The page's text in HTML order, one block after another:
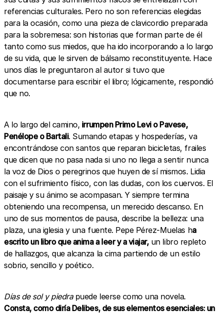
referencias culturales. Pero no son referencias elegidas
para la ocasión, como una pieza de clavicordio preparada
para la sobremesa: son historias que forman parte de él
tanto como sus miedos, que ha ido incorporando a lo largo
de su vida, que le sirven de bálsamo reconstituyente. Hace
unos días le preguntaron al autor si tuvo que
documentarse para escribir el libro; lógicamente, respondió
que no.
A lo largo del camino, irrumpen Primo Levi o Pavese,
Penélope o Bartali. Sumando etapas y hospederías, va
encontrándose con santos que reparan bicicletas, frailes
que dicen que no pasa nada si uno no llega a sentir nunca
la voz de Dios o peregrinos que huyen de sí mismos. Lidia
con el sufrimiento físico, con las dudas, con los cuervos. El
paisaje y su ánimo se acompasan. Y siempre termina
obteniendo una recompensa, un merecido descanso. En
uno de sus momentos de pausa, describe la belleza: una
plaza, una iglesia y una fuente. Pepe Pérez-Muelas ha
escrito un libro que anima a leer y a viajar,un libro repleto
de hallazgos, que alcanza la cima partiendo de un estilo
sobrio, sencillo y poético.
Días de sol y piedrapuede leerse como una novela.
Consta, como diría Delibes, de sus elementos esenciales: un